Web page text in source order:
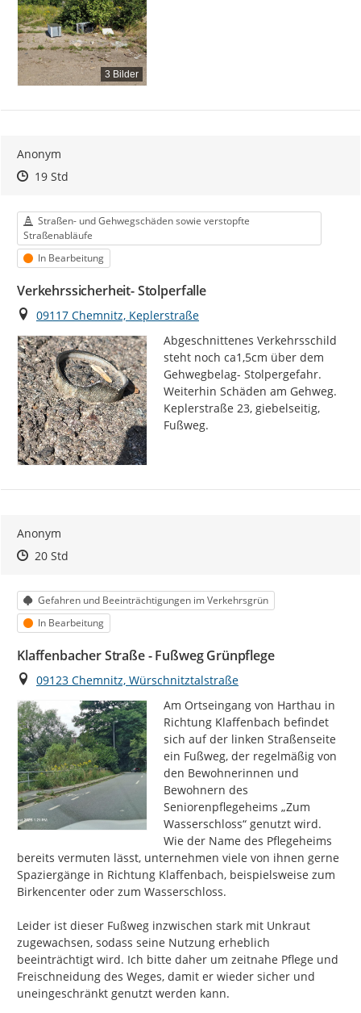
3 Bilder
Anonym
Zeitpunkt des Erstellens
Zeitpunkt des Erstellens
19 StdZur Äußerung
Kategorie
Straßen- und Gehwegschäden sowie verstopfte
Straßenabläufe
Status
In Bearbeitung
Verkehrssicherheit- Stolperfalle
Ort
09117 Chemnitz, Keplerstraße
Abgeschnittenes Verkehrsschild
steht noch ca1,5cm über dem
Gehwegbelag- Stolpergefahr.
Weiterhin Schäden am Gehweg.
Keplerstraße 23, giebelseitig,
Fußweg.
Anonym
Zeitpunkt des Erstellens
Zeitpunkt des Erstellens
20 StdZur Äußerung
Kategorie
Gefahren und Beeinträchtigungen im Verkehrsgrün
Status
In Bearbeitung
Klaffenbacher Straße - Fußweg Grünpflege
Ort
09123 Chemnitz, Würschnitztalstraße
Am Ortseingang von Harthau in
Richtung Klaffenbach befindet
sich auf der linken Straßenseite
ein Fußweg, der regelmäßig von
den Bewohnerinnen und
Bewohnern des
Seniorenpflegeheims „Zum
Wasserschloss“ genutzt wird.
Wie der Name des Pflegeheims
bereits vermuten lässt, unternehmen viele von ihnen gerne
Spaziergänge in Richtung Klaffenbach, beispielsweise zum
Birkencenter oder zum Wasserschloss.
Leider ist dieser Fußweg inzwischen stark mit Unkraut
zugewachsen, sodass seine Nutzung erheblich
beeinträchtigt wird. Ich bitte daher um zeitnahe Pflege und
Freischneidung des Weges, damit er wieder sicher und
uneingeschränkt genutzt werden kann.